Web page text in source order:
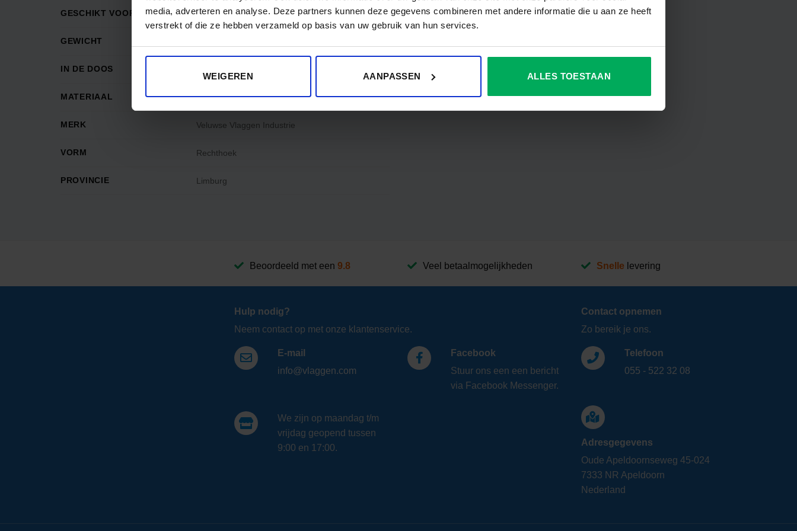
media, adverteren en analyse. Deze partners kunnen deze gegevens combineren met andere informatie die u aan ze heeft
verstrekt of die ze hebben verzameld op basis van uw gebruik van hun services.
WEIGEREN AANPASSEN ALLES TOESTAAN
GESCHIKT VOOR BOOT Y
GEWICHT
IN DE DOOS
MATERIAAL Glanspolyester
MERK Veluwse Vlaggen Industrie
VORM Rechthoek
PROVINCIE Limburg
Beoordeeld met een 9.8 Veel betaalmogelijkheden Snelle levering
Hulp nodig?
Neem contact op met onze klantenservice.
E-mail
info@vlaggen.com
Facebook
Stuur ons een een bericht
via Facebook Messenger.
We zijn op maandag t/m
vrijdag geopend tussen
9:00 en 17:00.
Contact opnemen
Zo bereik je ons.
Telefoon
055 - 522 32 08
Adresgegevens
Oude Apeldoornseweg 45-024
7333 NR Apeldoorn
Nederland